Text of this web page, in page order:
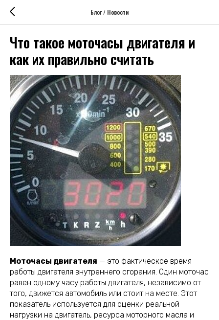
Блог / Новости
Что такое моточасы двигателя и
как их правильно считать
Моточасы двигателя — это фактическое время
работы двигателя внутреннего сгорания. Один моточас
равен одному часу работы двигателя, независимо от
того, движется автомобиль или стоит на месте. Этот
показатель используется для оценки реальной
нагрузки на двигатель, ресурса моторного масла и